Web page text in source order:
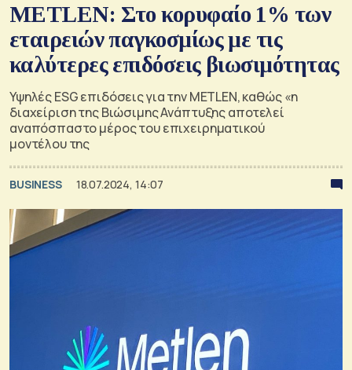
METLEN: Στο κορυφαίο 1% των
εταιρειών παγκοσμίως με τις
καλύτερες επιδόσεις βιωσιμότητας
Υψηλές ESG επιδόσεις για την METLEN, καθώς «η
διαχείριση της Βιώσιμης Ανάπτυξης αποτελεί
αναπόσπαστο μέρος του επιχειρηματικού
μοντέλου της
BUSINESS 18.07.2024, 14:07